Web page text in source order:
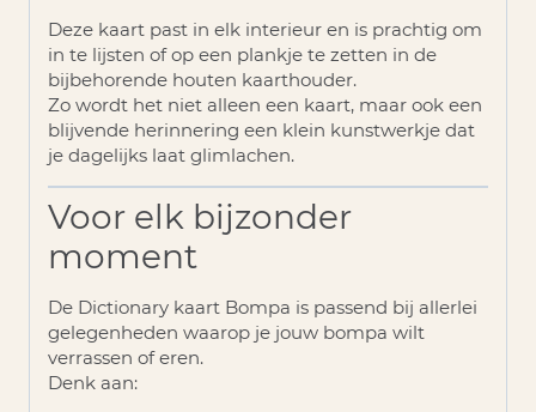
Deze kaart past in elk interieur en is prachtig om
in te lijsten of op een plankje te zetten in de
bijbehorende houten kaarthouder.
Zo wordt het niet alleen een kaart, maar ook een
blijvende herinnering een klein kunstwerkje dat
je dagelijks laat glimlachen.
Voor elk bijzonder
moment
De Dictionary kaart Bompa is passend bij allerlei
gelegenheden waarop je jouw bompa wilt
verrassen of eren.
Denk aan: